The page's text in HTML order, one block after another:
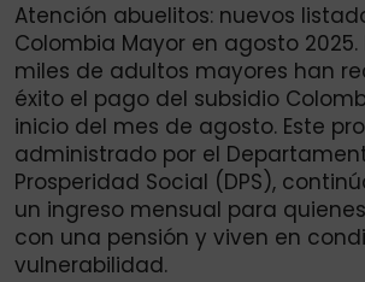
Atención abuelitos: nuevos
Colombia Mayor en agosto 2025.
miles de adultos mayores han
éxito el pago del subsidio
inicio del mes de agosto. Este
administrado por el
Prosperidad Social (DPS),
un ingreso mensual para
con una pensión y viven en
vulnerabilidad.